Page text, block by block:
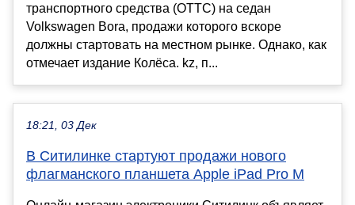
транспортного средства (ОТТС) на седан
Volkswagen Bora, продажи которого вскоре
должны стартовать на местном рынке. Однако, как
отмечает издание Колёса. kz, п...
18:21, 03 Дек
В Ситилинке стартуют продажи нового
флагманского планшета Apple iPad Pro M